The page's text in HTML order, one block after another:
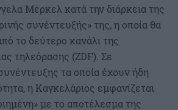
Μέρκελ κατά την διάρκεια της
συνέντευξής» της, η οποία θα
το δεύτερο κανάλι της
τηλεόρασης (ZDF). Σε
τα οποία έχουν ήδη
η Καγκελάριος εμφανίζεται
με το αποτέλεσμα της